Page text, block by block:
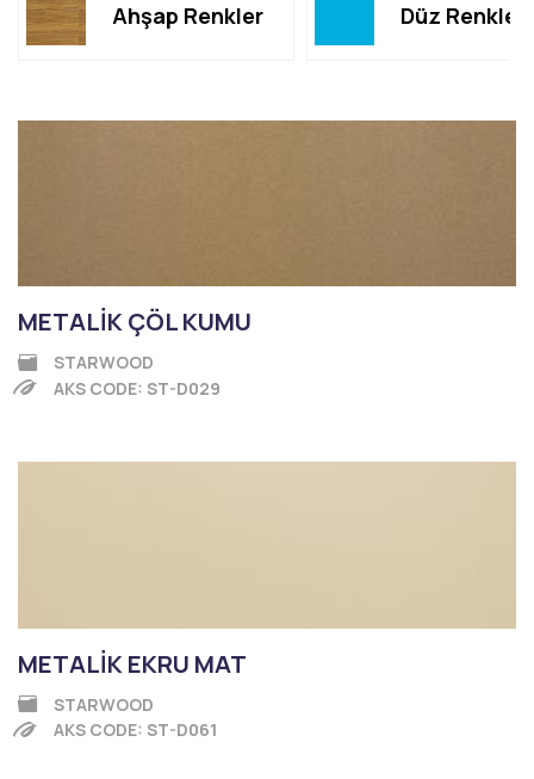
Ahşap Renkler Düz Renkler
METALİK ÇÖL KUMU
STARWOOD
AKS CODE: ST-D029
METALİK EKRU MAT
STARWOOD
AKS CODE: ST-D061